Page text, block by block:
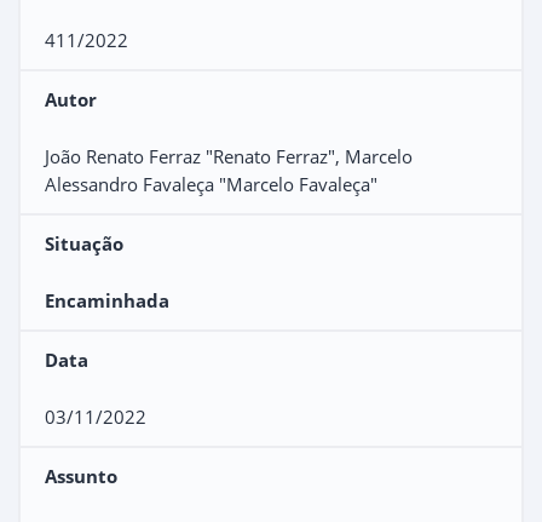
411/2022
Autor
João Renato Ferraz "Renato Ferraz", Marcelo
Alessandro Favaleça "Marcelo Favaleça"
Situação
Encaminhada
Data
03/11/2022
Assunto